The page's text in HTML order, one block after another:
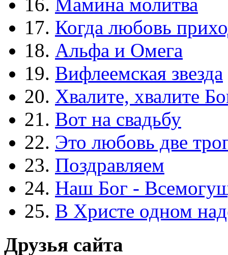
16. Мамина молитва
17. Когда любовь
18. Альфа и Омега
19. Вифлеемская звезда
20. Хвалите, хвалите
21. Вот на свадьбу
22. Это любовь две
23. Поздравляем
24. Наш Бог -
25. В Христе одном
Друзья сайта